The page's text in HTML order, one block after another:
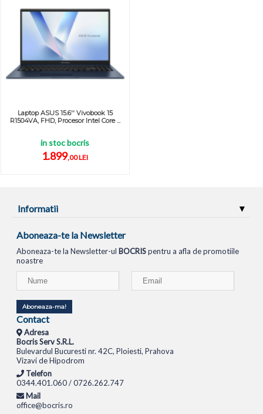
Laptop ASUS 15.6'' Vivobook 15
R1504VA, FHD, Procesor Intel Core ...
in stoc bocris
1.899,00 LEI
Informatii
Aboneaza-te la Newsletter
Aboneaza-te la Newsletter-ul BOCRISpentru a afla de promotiile
noastre
Aboneaza-ma!
Contact
Adresa
Bocris Serv S.R.L.
Bulevardul Bucuresti nr. 42C, Ploiesti, Prahova
Vizavi de Hipodrom
Telefon
0344.401.060 / 0726.262.747
Mail
office@bocris.ro